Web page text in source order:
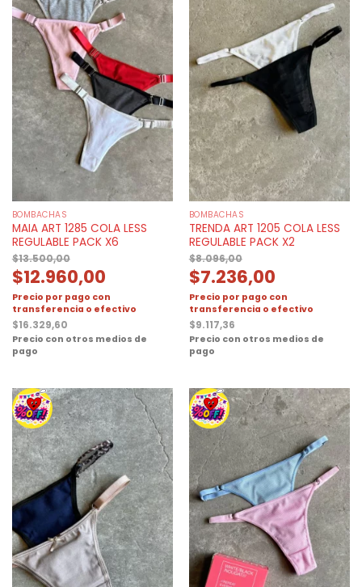
BOMBACHAS
MAIA ART 1285 COLA LESS
REGULABLE PACK X6
$13.500,00
$12.960,00
Precio por pago con
transferencia o efectivo
$16.329,60
Precio con otros medios de
pago
BOMBACHAS
TRENDA ART 1205 COLA LESS
REGULABLE PACK X2
$8.096,00
$7.236,00
Precio por pago con
transferencia o efectivo
$9.117,36
Precio con otros medios de
pago